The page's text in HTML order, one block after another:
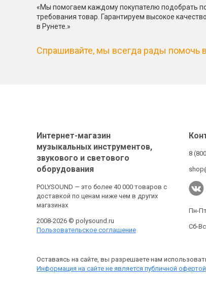
«Мы помогаем каждому покупателю подобрать
требования товар. Гарантируем высокое
в Рунете.»
Спрашивайте, мы всегда рады помочь
Интернет-магазин
музыкальных инструментов,
звукового и светового
оборудования
POLYSOUND — это более 40 000 товаров с
доставкой по ценам ниже чем в других
магазинах
2008-2026 © polysound.ru
Пользовательское соглашение
8
Пн-
Сб-
Оставаясь на сайте, вы разрешаете нам
Информация на сайте не является публичной офертой